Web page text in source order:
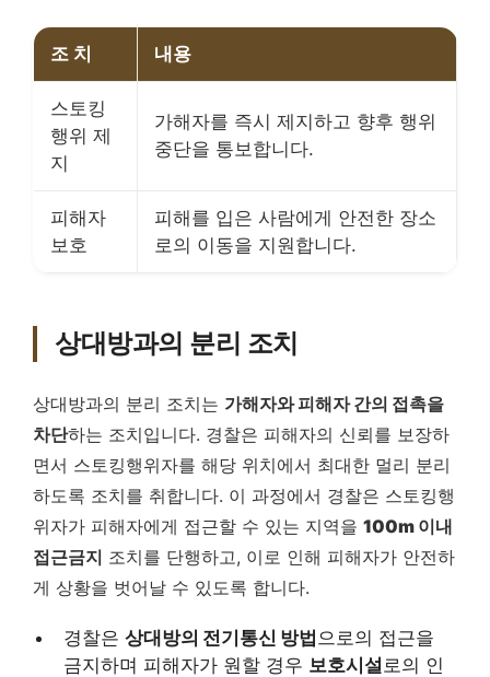
조 치 내용
스토킹
행위 제
지
가해자를 즉시 제지하고 향후 행위
중단을 통보합니다.
피해자
보호
피해를 입은 사람에게 안전한 장소
로의 이동을 지원합니다.
상대방과의 분리 조치
상대방과의 분리 조치는 가해자와 피해자 간의 접촉을
차단하는 조치입니다. 경찰은 피해자의 신뢰를 보장하
면서 스토킹행위자를 해당 위치에서 최대한 멀리 분리
하도록 조치를 취합니다. 이 과정에서 경찰은 스토킹행
위자가 피해자에게 접근할 수 있는 지역을 100m 이내
접근금지 조치를 단행하고, 이로 인해 피해자가 안전하
게 상황을 벗어날 수 있도록 합니다.
경찰은 상대방의 전기통신 방법 으로의 접근을
금지하며 피해자가 원할 경우 보호시설 로의 인